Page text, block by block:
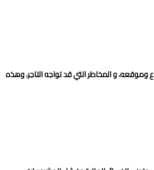
و المخاطر التي قد تواجه التاجر، وهذه